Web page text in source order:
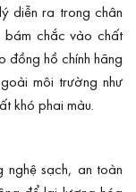
diễn ra trong chân
bám chắc vào chất
đồng hồ chính hãng
môi trường như
khó phai màu.
sạch, an toàn